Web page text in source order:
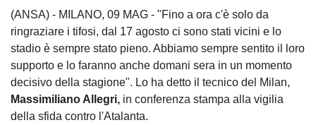
(ANSA) - MILANO, 09 MAG - "Fino a ora c'è solo da
ringraziare i tifosi, dal 17 agosto ci sono stati vicini e lo
stadio è sempre stato pieno. Abbiamo sempre sentito il loro
supporto e lo faranno anche domani sera in un momento
decisivo della stagione". Lo ha detto il tecnico del Milan,
Massimiliano Allegri, in conferenza stampa alla vigilia
della sfida contro l'Atalanta.